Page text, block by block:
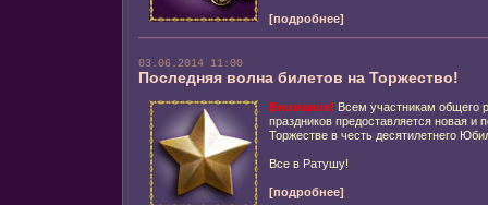
[подробнее]
03.06.2014 11:00
Последняя волна билетов на Торжество!
Внимание! Всем участникам общего
праздников предоставляется новая и
Торжестве в честь десятилетнего
Все в Ратушу!
[подробнее]